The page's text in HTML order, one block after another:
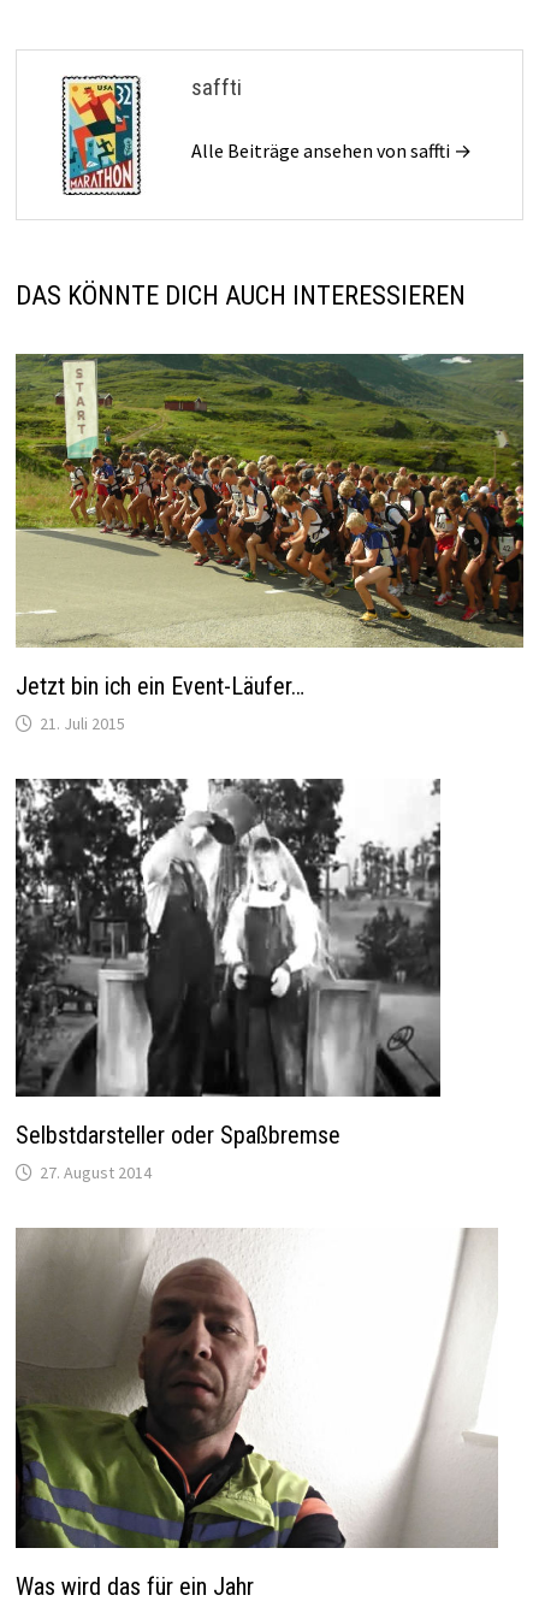
saffti
Alle Beiträge ansehen von saffti →
DAS KÖNNTE DICH AUCH INTERESSIEREN
Jetzt bin ich ein Event-Läufer…
21. Juli 2015
Selbstdarsteller oder Spaßbremse
27. August 2014
Was wird das für ein Jahr